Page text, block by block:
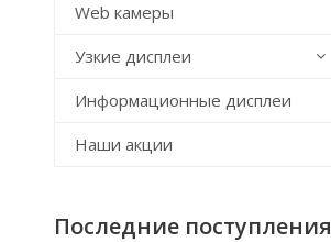
Web камеры
Узкие дисплеи
Информационные дисплеи
Наши акции
Последние поступления